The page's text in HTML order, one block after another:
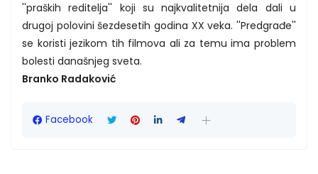
''praških reditelja'' koji su najkvalitetnija dela dali u
drugoj polovini šezdesetih godina XX veka. ''Predgrađe''
se koristi jezikom tih filmova ali za temu ima problem
bolesti današnjeg sveta.
Branko Radaković
Facebook